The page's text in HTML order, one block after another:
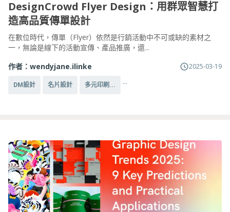
DesignCrowd Flyer Design：用群眾智慧打
造高品質傳單設計
在數位時代，傳單（Flyer）依然是行銷活動中不可或缺的素材之
一，無論是線下的活動宣傳、產品推廣，還...
作者： wendyjane.ilinke 2025-03-19
DM設計 名片設計 多元印刷... ...